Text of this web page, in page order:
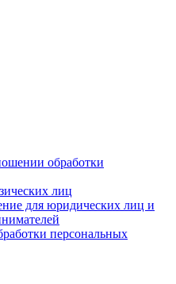
обработки
лиц
для юридических лиц и
персональных